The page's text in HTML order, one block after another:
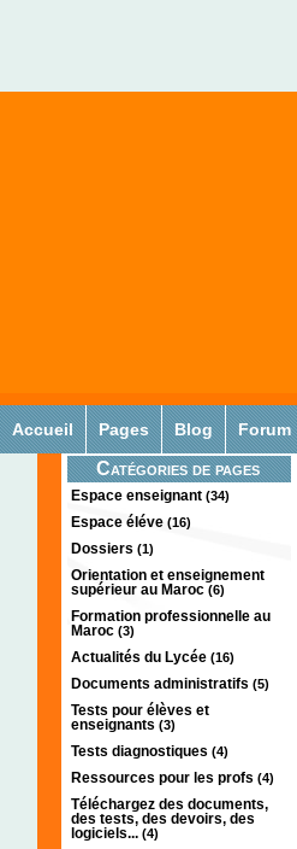
Accueil Pages Blog Forum
Catégories de pages
Espace enseignant (34)
Espace éléve (16)
Dossiers (1)
Orientation et enseignement
supérieur au Maroc (6)
Formation professionnelle au
Maroc (3)
Actualités du Lycée (16)
Documents administratifs (5)
Tests pour élèves et
enseignants (3)
Tests diagnostiques (4)
Ressources pour les profs (4)
Téléchargez des documents,
des tests, des devoirs, des
logiciels... (4)